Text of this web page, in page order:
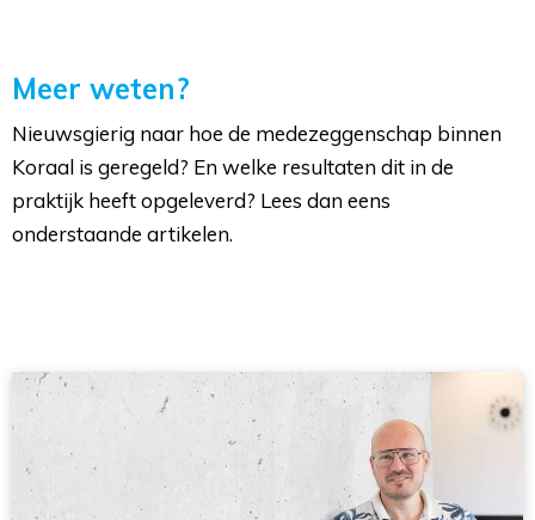
Meer weten?
Nieuwsgierig naar hoe de medezeggenschap binnen
Koraal is geregeld? En welke resultaten dit in de
praktijk heeft opgeleverd? Lees dan eens
onderstaande artikelen.